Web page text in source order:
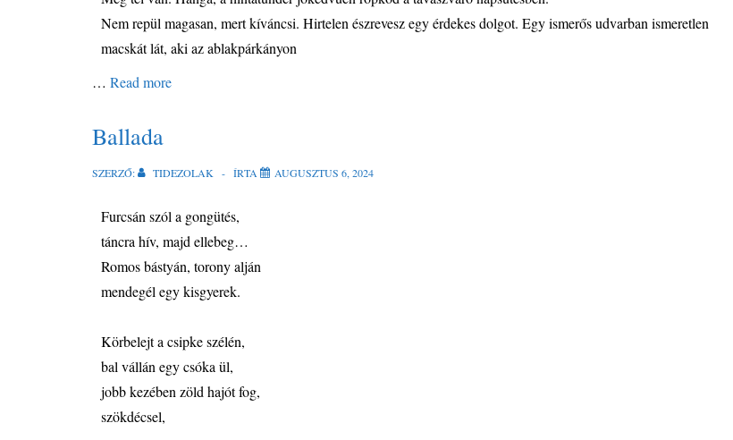
Nem repül magasan, mert kíváncsi. Hirtelen észrevesz egy érdekes dolgot. Egy ismerős udvarban ismeretlen
macskát lát, aki az ablakpárkányon
… Read more
Ballada
SZERZŐ: TIDEZOLAK ÍRTA AUGUSZTUS 6, 2024
Furcsán szól a gongütés,
táncra hív, majd ellebeg…
Romos bástyán, torony alján
mendegél egy kisgyerek.
Körbelejt a csipke szélén,
bal vállán egy csóka ül,
jobb kezében zöld hajót fog,
szökdécsel,